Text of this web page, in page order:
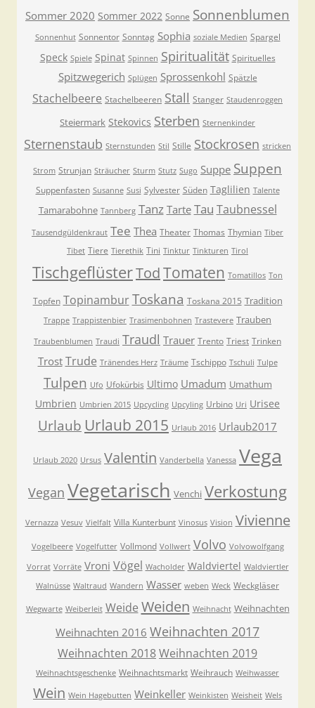
Sommer 2020 Sommer 2022 Sonne Sonnenblumen
Sonnenhut Sonnentor Sonntag Sophia soziale Medien Spargel
Speck Spiele Spinat Spinnen Spiritualität Spirituelles
Spitzwegerich Splügen Sprossenkohl Spätzle
Stachelbeere Stachelbeeren Stall Stanger Staudenroggen
Steiermark Stekovics Sterben Sternenkinder
Sternenstaub Sternstunden Stil Stille Stockrosen stricken
Strom Strunjan Sträucher Sturm Stutz Sugo Suppe Suppen
Suppenfasten Susanne Susi Sylvester Süden Taglilien Talente
Tamarabohne Tannberg Tanz Tarte Tau Taubnessel
Tausendgüldenkraut Tee Thea Theater Thomas Thymian Tiber
Tibet Tiere Tierethik Tini Tinktur Tinkturen Tirol
TischgeflüsterTodTomaten Tomatillos Ton
Topfen Topinambur Toskana Toskana 2015 Tradition
Trappe Trappistenbier Trasimenbohnen Trastevere Trauben
Traubenblumen Traudi Traudl Trauer Trento Triest Trinken
Trost Trude Tränendes Herz Träume Tschippo Tschuli Tulpe
Tulpen Ufo Ufokürbis Ultimo Umadum Umathum
Umbrien Umbrien 2015 Upcycling Upcyling Urbino Uri Urisee
Urlaub Urlaub 2015 Urlaub 2016 Urlaub2017
Urlaub 2020 Ursus Valentin Vanderbella Vanessa Vega
Vegan Vegetarisch Venchi Verkostung
Vernazza Vesuv Vielfalt Villa Kunterbunt Vinosus Vision Vivienne
Vogelbeere Vogelfutter Vollmond Vollwert Volvo Volvowolfgang
Vorrat Vorräte Vroni Vögel Wacholder Waldviertel Waldviertler
Walnüsse Waltraud Wandern Wasser weben Weck Weckgläser
Wegwarte Weiberleit Weide Weiden Weihnacht Weihnachten
Weihnachten 2016 Weihnachten 2017
Weihnachten 2018Weihnachten 2019
Weihnachtsgeschenke Weihnachtsmarkt Weihrauch Weihwasser
Wein Wein Hagebutten Weinkeller Weinkisten Weisheit Wels